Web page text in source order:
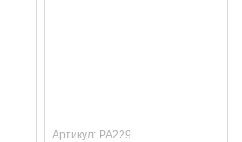
Артикул: PA229